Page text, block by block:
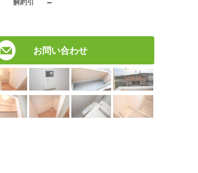
お問い合わせ